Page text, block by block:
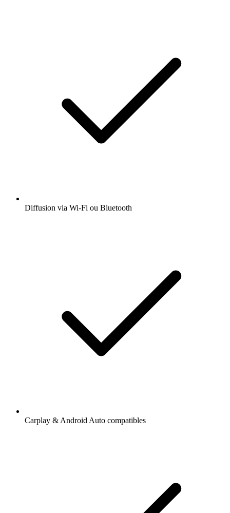
Diffusion via Wi-Fi ou Bluetooth
Carplay & Android Auto compatibles